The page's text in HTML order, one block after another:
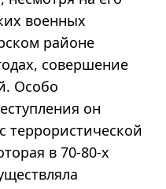
военных
районе
совершение
Особо
он
террористической
в 70-80-х